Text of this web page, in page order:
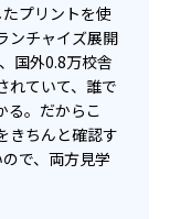
プリントを使
ンチャイズ展開
国外0.8万校舎
れていて、誰で
る。だからこ
きちんと確認す
で、両方見学